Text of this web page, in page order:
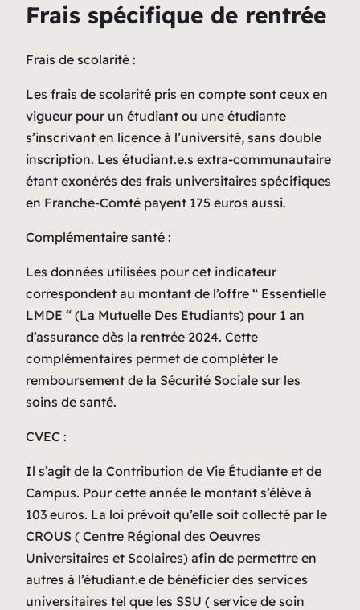
Frais spécifique de rentrée
Frais de scolarité :
Les frais de scolarité pris en compte sont ceux en
vigueur pour un étudiant ou une étudiante
s’inscrivant en licence à l’université, sans double
inscription. Les étudiant.e.s extra-communautaire
étant exonérés des frais universitaires spécifiques
en Franche-Comté payent 175 euros aussi.
Complémentaire santé :
Les données utilisées pour cet indicateur
correspondent au montant de l’offre “ Essentielle
LMDE “ (La Mutuelle Des Etudiants) pour 1 an
d’assurance dès la rentrée 2024. Cette
complémentaires permet de compléter le
remboursement de la Sécurité Sociale sur les
soins de santé.
CVEC :
Il s’agit de la Contribution de Vie Étudiante et de
Campus. Pour cette année le montant s’élève à
103 euros. La loi prévoit qu’elle soit collecté par le
CROUS ( Centre Régional des Oeuvres
Universitaires et Scolaires) afin de permettre en
autres à l’étudiant.e de bénéficier des services
universitaires tel que les SSU ( service de soin